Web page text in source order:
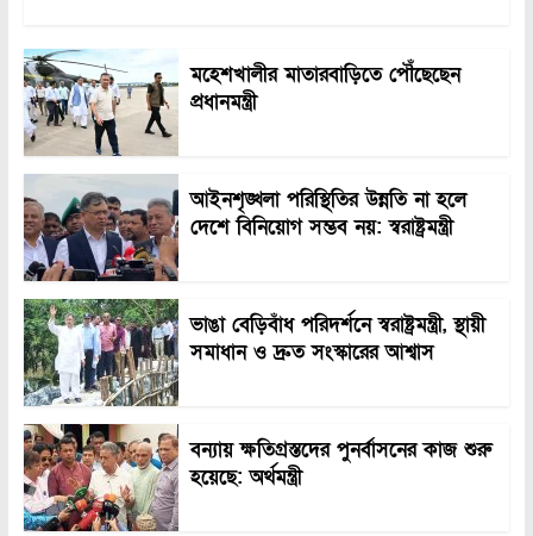
মহেশখালীর মাতারবাড়িতে পৌঁছেছেন
প্রধানমন্ত্রী
আইনশৃঙ্খলা পরিস্থিতির উন্নতি না হলে
দেশে বিনিয়োগ সম্ভব নয়: স্বরাষ্ট্রমন্ত্রী
ভাঙা বেড়িবাঁধ পরিদর্শনে স্বরাষ্ট্রমন্ত্রী, স্থায়ী
সমাধান ও দ্রুত সংস্কারের আশ্বাস
বন্যায় ক্ষতিগ্রস্তদের পুনর্বাসনের কাজ শুরু
হয়েছে: অর্থমন্ত্রী